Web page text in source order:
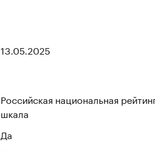
13.05.2025
Российская национальная
шкала
Да